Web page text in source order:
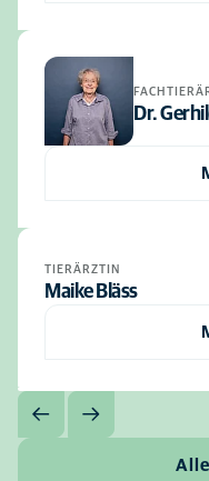
Dr.
TIERÄRZTIN
Maike Bläss